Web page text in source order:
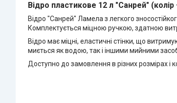
Відро пластикове 12 л "Санрей"
Відро "Санрей" Ламела з легкого
Комплектується міцною ручкою, здатною
Відро має міцні, еластичні стінки, що
миється як водою, так і іншими мийними
Доступно до замовлення в різних розмірах і